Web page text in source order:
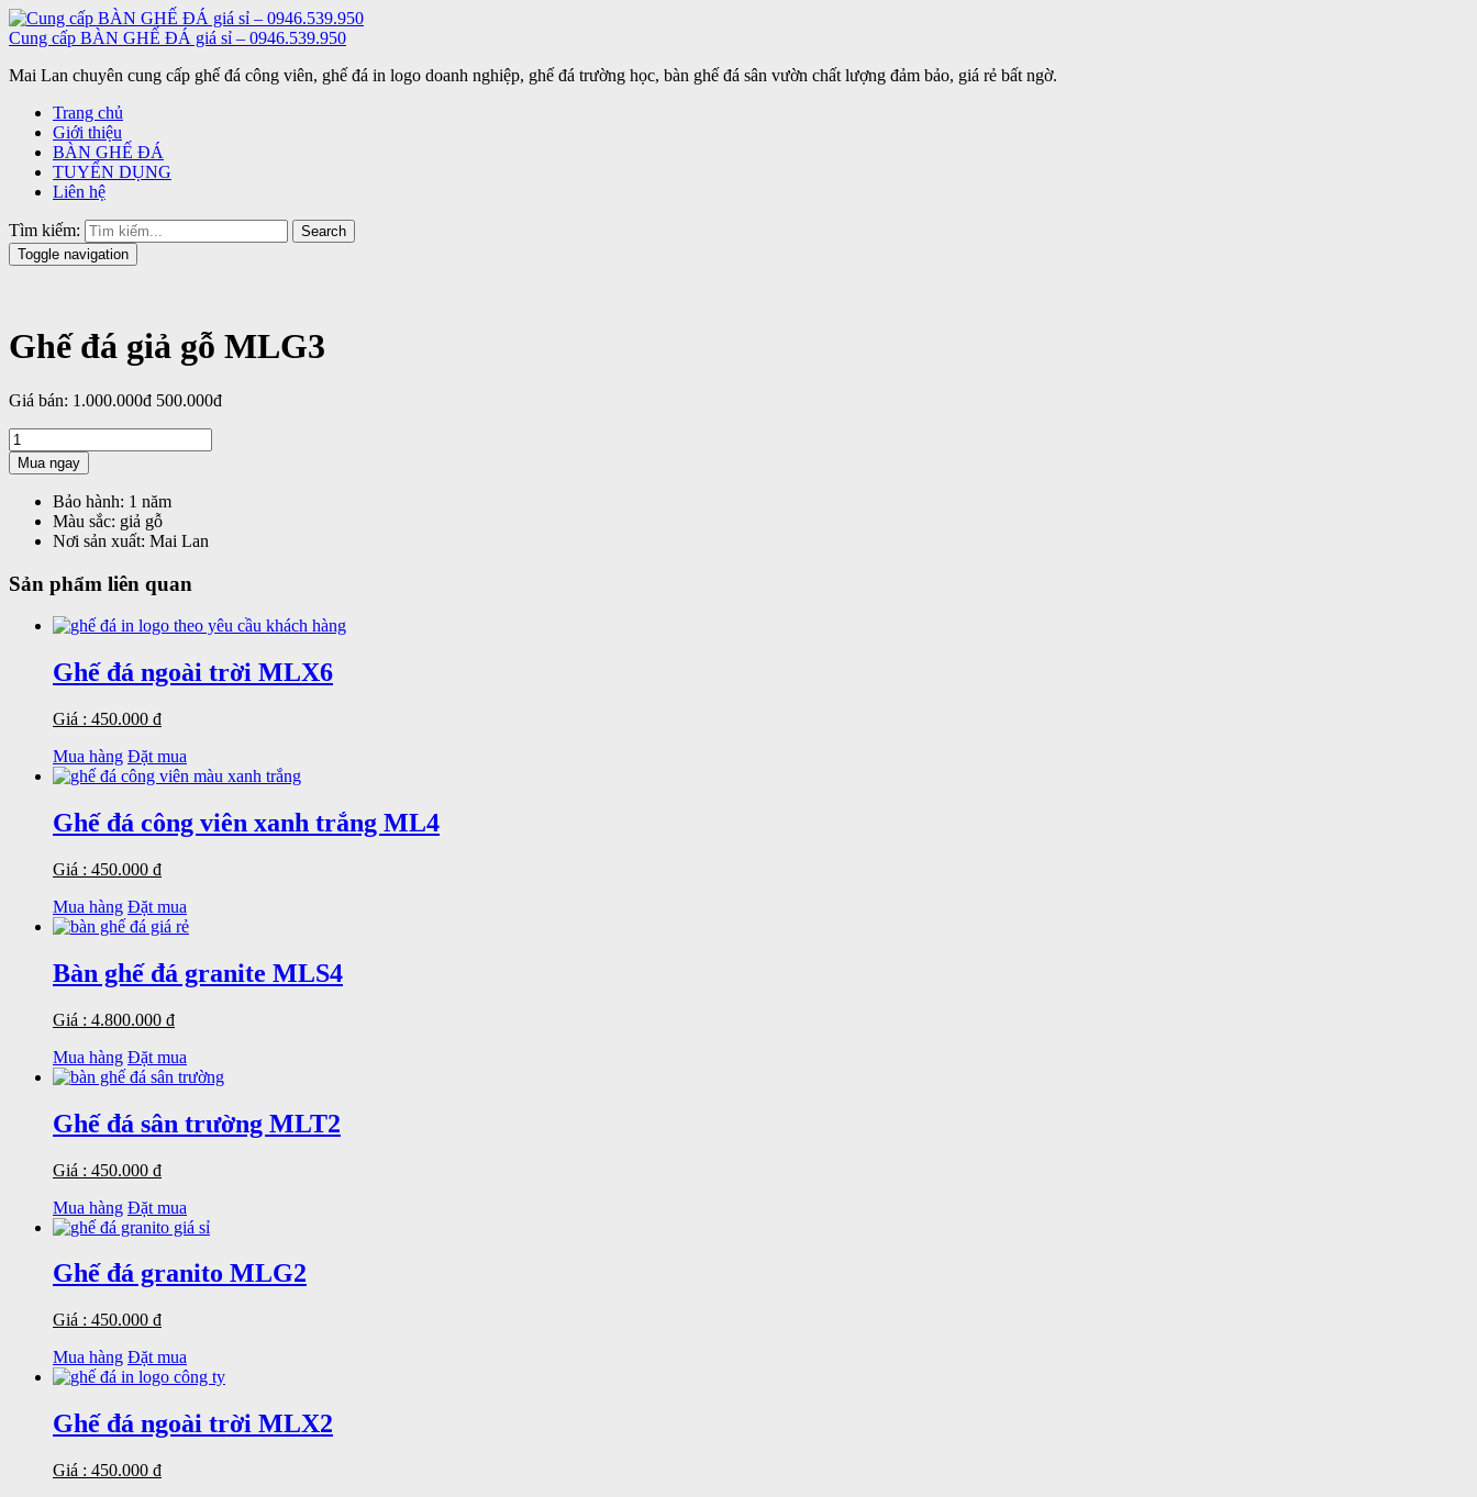
Cung cấp BÀN GHẾ ĐÁ giá sỉ – 0946.539.950
Mai Lan chuyên cung cấp ghế đá công viên, ghế đá in logo doanh nghiệp, ghế đá trường học, bàn ghế đá sân vườn chất lượng đảm bảo, giá rẻ bất ngờ.
Trang chủ
Giới thiệu
BÀN GHẾ ĐÁ
TUYỂN DỤNG
Liên hệ
Tìm kiếm:
Search
Toggle navigation
Ghế đá giả gỗ MLG3
Giá bán: 1.000.000đ 500.000đ
Mua ngay
Bảo hành: 1 năm
Màu sắc: giả gỗ
Nơi sản xuất: Mai Lan
Sản phẩm liên quan
Ghế đá ngoài trời MLX6
Giá : 450.000 đ
Mua hàng Đặt mua
Ghế đá công viên xanh trắng ML4
Giá : 450.000 đ
Mua hàng Đặt mua
Bàn ghế đá granite MLS4
Giá : 4.800.000 đ
Mua hàng Đặt mua
Ghế đá sân trường MLT2
Giá : 450.000 đ
Mua hàng Đặt mua
Ghế đá granito MLG2
Giá : 450.000 đ
Mua hàng Đặt mua
Ghế đá ngoài trời MLX2
Giá : 450.000 đ